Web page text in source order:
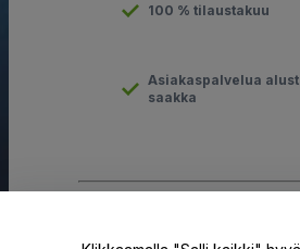
100 % tilaustakuu
Asiakaspalvelua
saakka